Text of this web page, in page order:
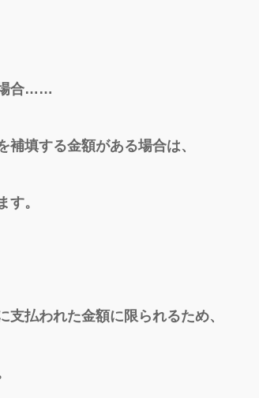
場合……
填する金額がある場合は、
す。
払われた金額に限られるため、